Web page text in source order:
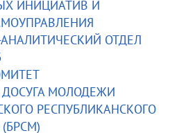
ИНИЦИАТИВ И
ОТДЕЛ
ДОСУГА МОЛОДЕЖИ
РЕСПУБЛИКАНСКОГО